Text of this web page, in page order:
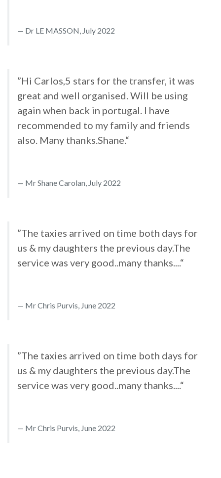
Dr LE MASSON, July 2022
”Hi Carlos,5 stars for the transfer, it was
great and well organised. Will be using
again when back in portugal. I have
recommended to my family and friends
also. Many thanks.Shane.“
Mr Shane Carolan, July 2022
”The taxies arrived on time both days for
us & my daughters the previous day.The
service was very good..many thanks....“
Mr Chris Purvis, June 2022
”The taxies arrived on time both days for
us & my daughters the previous day.The
service was very good..many thanks....“
Mr Chris Purvis, June 2022